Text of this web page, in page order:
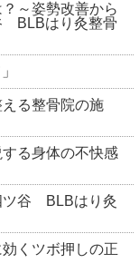
～姿勢改善から
BLBはり灸整骨
る整骨院の施
する身体の不快感
谷 BLBはり灸
くツボ押しの正